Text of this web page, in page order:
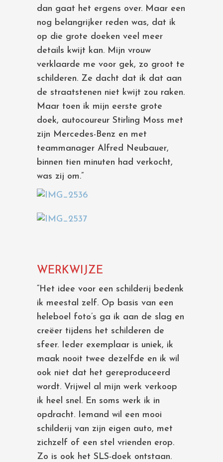
dan gaat het ergens over. Maar een
nog belangrijker reden was, dat ik
op die grote doeken veel meer
details kwijt kan. Mijn vrouw
verklaarde me voor gek, zo groot te
schilderen. Ze dacht dat ik dat aan
de straatstenen niet kwijt zou raken.
Maar toen ik mijn eerste grote
doek, autocoureur Stirling Moss met
zijn Mercedes-Benz en met
teammanager Alfred Neubauer,
binnen tien minuten had verkocht,
was zij om.”
WERKWIJZE
“Het idee voor een schilderij bedenk
ik meestal zelf. Op basis van een
heleboel foto’s ga ik aan de slag en
creëer tijdens het schilderen de
sfeer. Ieder exemplaar is uniek, ik
maak nooit twee dezelfde en ik wil
ook niet dat het gereproduceerd
wordt. Vrijwel al mijn werk verkoop
ik heel snel. En soms werk ik in
opdracht. Iemand wil een mooi
schilderij van zijn eigen auto, met
zichzelf of een stel vrienden erop.
Zo is ook het SLS-doek ontstaan.